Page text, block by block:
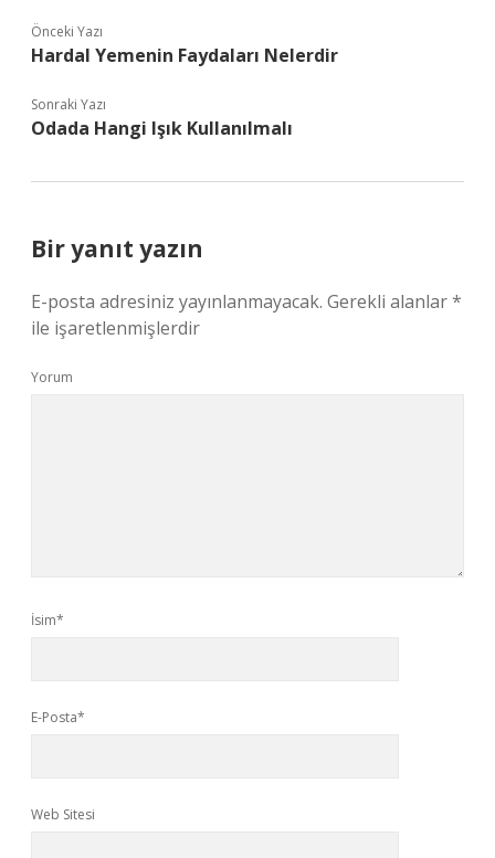
Önceki Yazı
Hardal Yemenin Faydaları Nelerdir
Sonraki Yazı
Odada Hangi Işık Kullanılmalı
Bir yanıt yazın
E-posta adresiniz yayınlanmayacak. Gerekli alanlar*
ile işaretlenmişlerdir
Yorum
İsim*
E-Posta*
Web Sitesi